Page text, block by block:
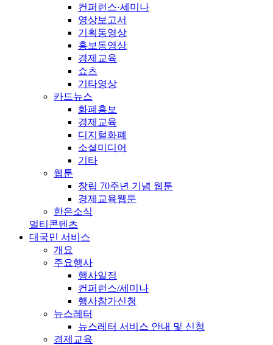
컨퍼런스·세미나
영상보고서
기획동영상
홍보동영상
경제교육
쇼츠
기타영상
카드뉴스
화폐홍보
경제교육
디지털화폐
소셜미디어
기타
웹툰
창립 70주년 기념 웹툰
경제교육웹툰
한은소식
멀티콘텐츠
대국민 서비스
개요
주요행사
행사일정
컨퍼런스/세미나
행사참가신청
뉴스레터
뉴스레터 서비스 안내 및 신청
경제교육